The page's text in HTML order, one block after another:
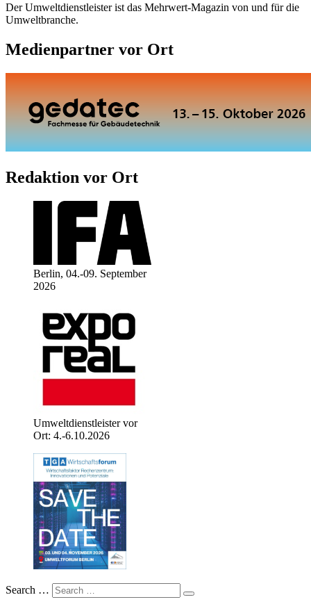
Der Umweltdienstleister ist das Mehrwert-Magazin von und für die
Umweltbranche.
Medienpartner vor Ort
Redaktion vor Ort
Berlin, 04.-09. September
2026
Umweltdienstleister vor
Ort: 4.-6.10.2026
Search …